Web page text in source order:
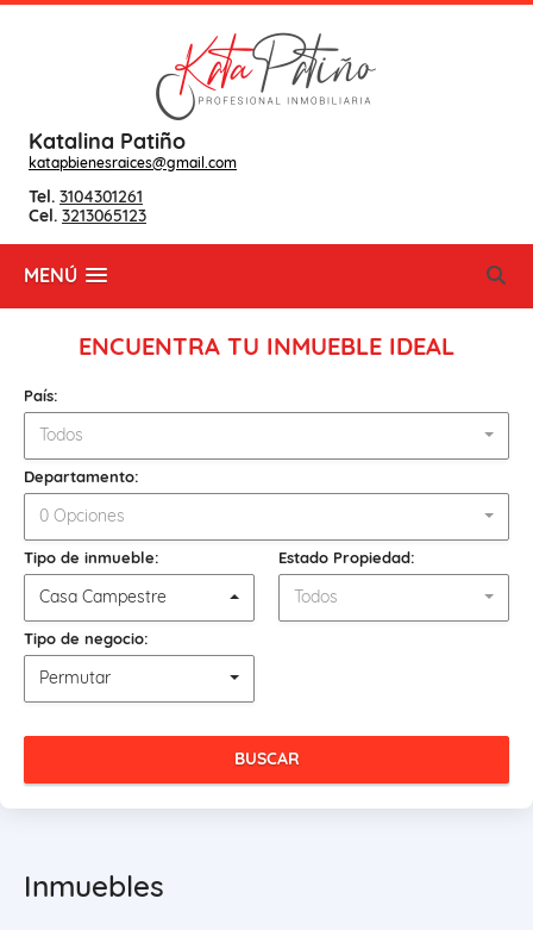
Katalina Patiño
katapbienesraices@gmail.com
Tel. 3104301261
Cel. 3213065123
MENÚ
ENCUENTRA TU INMUEBLE IDEAL
País:
Todos
Departamento:
0 Opciones
Tipo de inmueble:
Casa Campestre
Estado Propiedad:
Todos
Tipo de negocio:
Permutar
BUSCAR
Inmuebles